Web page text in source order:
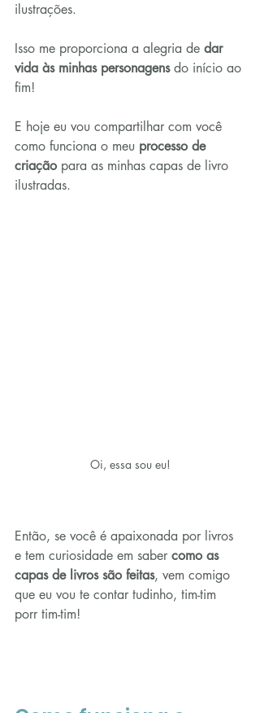
ilustrações.
Isso me proporciona a alegria de dar
vida às minhas personagens do início ao
fim!
E hoje eu vou compartilhar com você
como funciona o meu processo de
criação para as minhas capas de livro
ilustradas.
Oi, essa sou eu!
Então, se você é apaixonada por livros
e tem curiosidade em saber como as
capas de livros são feitas, vem comigo
que eu vou te contar tudinho, tim-tim
porr tim-tim!